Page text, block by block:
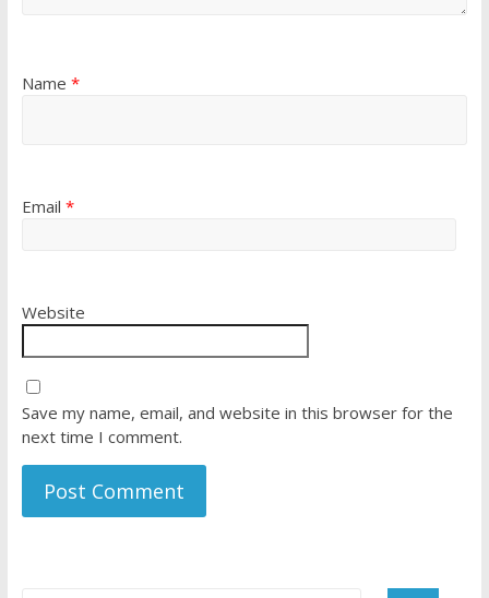
Name *
Email *
Website
Save my name, email, and website in this browser for the
next time I comment.